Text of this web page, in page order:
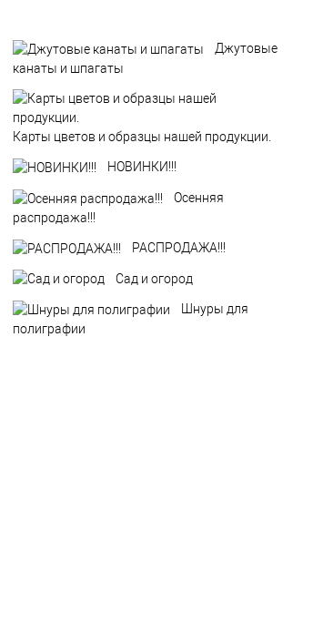
Джутовые
канаты и шпагаты
Карты цветов и образцы нашей продукции.
НОВИНКИ!!!
Осенняя
распродажа!!!
РАСПРОДАЖА!!!
Сад и огород
Шнуры для
полиграфии